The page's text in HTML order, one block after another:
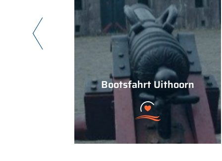
Bootsfahrt Uithoorn